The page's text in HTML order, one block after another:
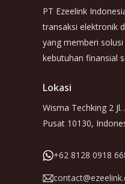
PT Ezeelink
transaksi elektronik
yang memberi
kebutuhan finansial
Lokasi
Wisma Techking 2
Pusat 10130,
+62 8128 0918